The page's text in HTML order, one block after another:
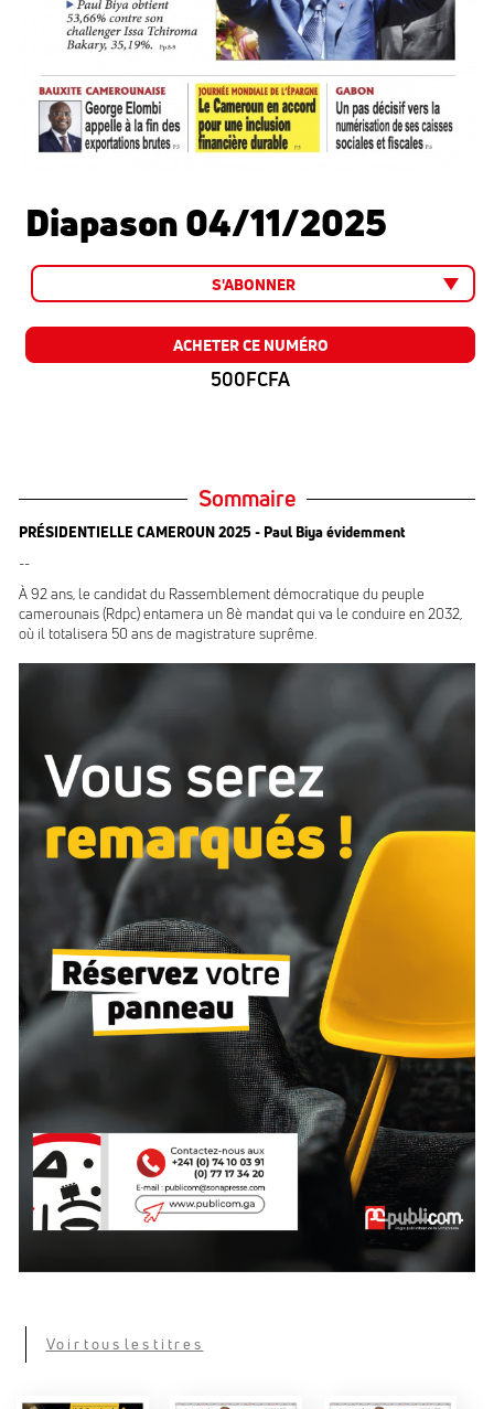
Diapason 04/11/2025
S'ABONNER
ACHETER CE NUMÉRO
500FCFA
Sommaire
PRÉSIDENTIELLE CAMEROUN2025 - Paul Biya évidemment
--
À 92 ans, le candidat du Rassemblement démocratique du peuple
camerounais (Rdpc) entamera un 8è mandat qui va le conduire en 2032,
où il totalisera 50 ans de magistrature suprême.
Voir tous les titres